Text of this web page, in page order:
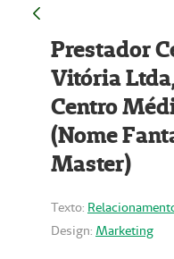
Prestador
Vitória
Centro
(Nome
Master)
Texto:
Design: Marketing